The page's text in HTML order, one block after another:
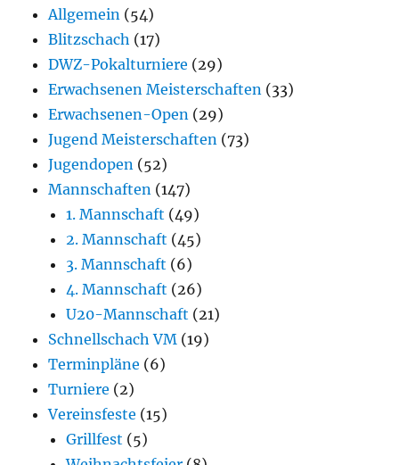
Allgemein (54)
Blitzschach (17)
DWZ-Pokalturniere (29)
Erwachsenen Meisterschaften (33)
Erwachsenen-Open (29)
Jugend Meisterschaften (73)
Jugendopen (52)
Mannschaften (147)
1. Mannschaft (49)
2. Mannschaft (45)
3. Mannschaft (6)
4. Mannschaft (26)
U20-Mannschaft (21)
Schnellschach VM (19)
Terminpläne (6)
Turniere (2)
Vereinsfeste (15)
Grillfest (5)